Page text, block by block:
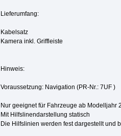
Lieferumfang:
Kabelsatz
Kamera inkl. Griffleiste
Hinweis:
Voraussetzung: Navigation (PR-Nr.: 7UF )
Nur geeignet für Fahrzeuge ab Modelljahr
Mit Hilfslinendarstellung statisch
Die Hilfslinien werden fest dargestellt und